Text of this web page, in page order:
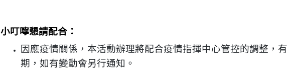
小叮嚀懇請配合：
因應疫情關係，本活動辦理將配合疫情指揮中心管控的調整，
期，如有變動會另行通知。